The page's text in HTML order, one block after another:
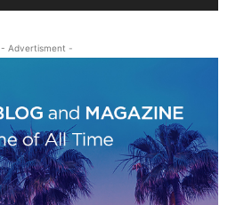
- Advertisment -